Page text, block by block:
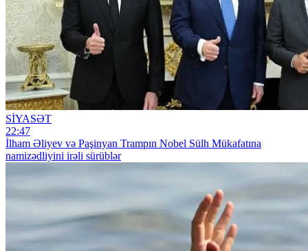
SİYASƏT
22:47
İlham Əliyev və Paşinyan Trampın Nobel Sülh Mükafatına
namizədliyini irəli sürüblər